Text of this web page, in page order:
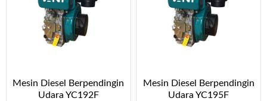
Mesin Diesel Berpendingin
Udara YC192F
Mesin Diesel Berpendingin
Udara YC195F